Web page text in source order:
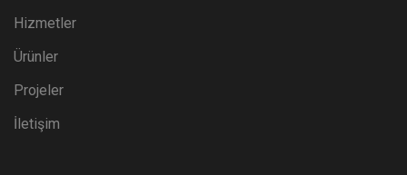
Hizmetler
Ürünler
Projeler
İletişim